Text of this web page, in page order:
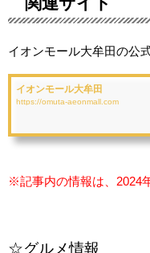
イオンモール大牟田の公
イオンモール大牟田
https://omuta-aeonmall.com
※記事内の情報は、2024
☆グルメ情報